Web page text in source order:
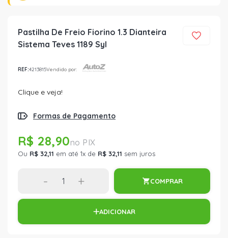
Pastilha De Freio Fiorino 1.3 Dianteira
Sistema Teves 1189 Syl
REF:4213815Vendido por:
Clique e veja!
Formas de Pagamento
R$ 28,90
Ou R$ 32,11 em até 1x de R$ 32,11 sem juros
- + COMPRAR
ADICIONAR